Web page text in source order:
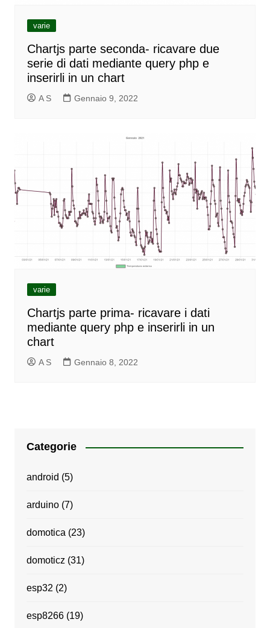
varie
Chartjs parte seconda- ricavare due
serie di dati mediante query php e
inserirli in un chart
A S Gennaio 9, 2022
varie
Chartjs parte prima- ricavare i dati
mediante query php e inserirli in un
chart
A S Gennaio 8, 2022
Categorie
android (5)
arduino(7)
domotica (23)
domoticz (31)
esp32 (2)
esp8266(19)